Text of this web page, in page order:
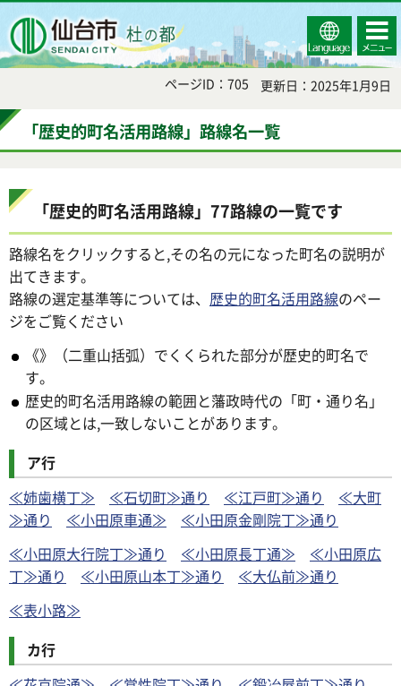
Select
Language
コンテ
ンツメ
ニュー
ページID：705 更新日：2025年1月9日
「歴史的町名活用路線」路線名一覧
「歴史的町名活用路線」77路線の一覧です
路線名をクリックすると,その名の元になった町名の説明が
出てきます。
路線の選定基準等については、 歴史的町名活用路線のペー
ジをご覧ください
《》（二重山括弧）でくくられた部分が歴史的町名で
す。
歴史的町名活用路線の範囲と藩政時代の「町・通り名」
の区域とは,一致しないことがあります。
ア行
≪姉歯横丁≫
≪石切町≫通り ≪江戸町≫通り
≪大町
≫通り
≪小田原車通≫
≪小田原金剛院丁≫通り
≪小田原大行院丁≫通り
≪小田原長丁通≫
≪小田原広
丁≫通り
≪小田原山本丁≫通り
≪大仏前≫通り
≪表小路≫
カ行